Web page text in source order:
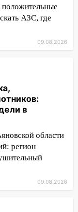
ли
—
нельзя
на
женщин
АЗС, где
09.08.2026
в
области
регион
09.08.2026